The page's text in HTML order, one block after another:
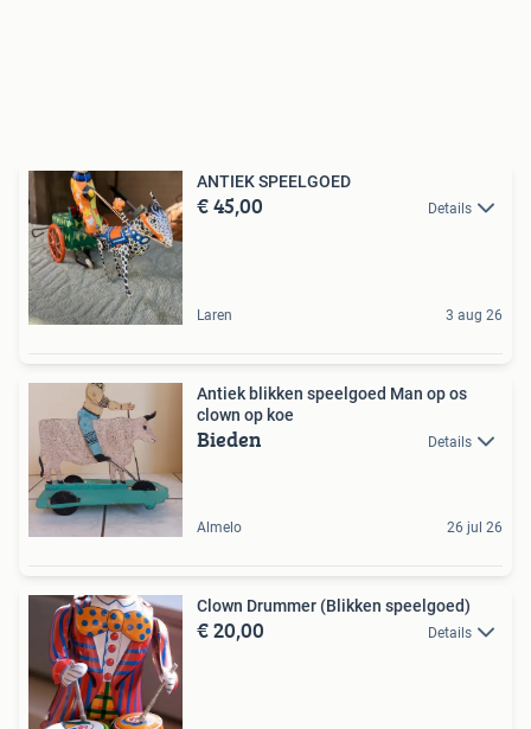
ANTIEK SPEELGOED
€ 45,00 Details
Laren 3 aug 26
Antiek blikken speelgoed Man op os
clown op koe
Bieden Details
Almelo 26 jul 26
Clown Drummer (Blikken speelgoed)
€ 20,00 Details